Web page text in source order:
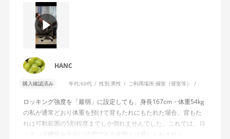
HANC
購入確認済み 年代:60代 性別:男性 ご利用場所:個室（寝室等）
ロッキング強度を「最弱」に設定しても、身長167cm・体重54kg
の私が通常どおり体重を預けて背もたれにもたれた場合、背もた
れは可動範囲の5割程度までしか倒れませんでした。これでは、ロ
ッキング機能を十分に活用できる状態とは感じられません。